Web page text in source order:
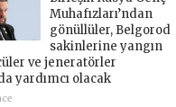
Muhafızları’ndan
gönüllüler, Belgorod
sakinlerine yangın
ve jeneratörler
yardımcı olacak